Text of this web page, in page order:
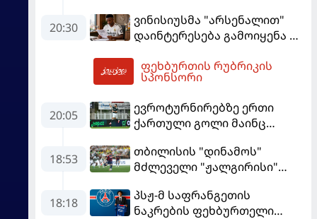
"ბარსელონაში" გადადის
20:30
ვინისიუსმა "არსენალით"
დაინტერესება გამოიყენა და
მომგებიანად გააგრძელა
ფეხბურთის რუბრიკის
სპონსორი
20:05
ევროტურნირებზე ერთი
ქართული გოლი მაინც
18:53
თბილისის "დინამოს"
მძლეველი "ჟალგირისი"
განადგურდა
18:18
პსჟ-მ საფრანგეთის
ნაკრების ფეხბურთელი